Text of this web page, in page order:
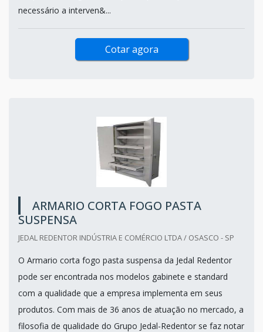
necessário a interven&...
Cotar agora
ARMARIO CORTA FOGO PASTA
SUSPENSA
JEDAL REDENTOR INDÚSTRIA E COMÉRCIO LTDA / OSASCO - SP
O Armario corta fogo pasta suspensa da Jedal Redentor
pode ser encontrada nos modelos gabinete e standard
com a qualidade que a empresa implementa em seus
produtos. Com mais de 36 anos de atuação no mercado, a
filosofia de qualidade do Grupo Jedal-Redentor se faz notar